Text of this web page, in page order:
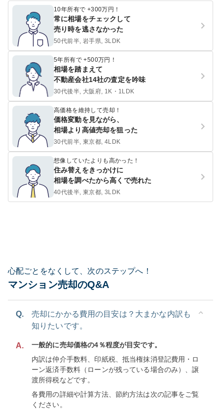
10年所有で +300万円！
常に相場をチェックして
売り時を逃さなかった
50代前半, 岩手県, 3LDK
5年所有で +500万円！
相場を踏まえて
不動産会社14社の査定を吟味
30代後半, 大阪府, 1K・1LDK
高価格を維持して売却！
価格変動を見ながら、
相場より高値売却を狙った
30代前半, 東京都, 4LDK
想像していたよりも高かった！
住み替えをきっかけに
相場を調べたから高くで売れた
40代後半, 東京都, 3LDK
心配ごとをなくして、次のステップへ！
マンション売却のQ&A
Q.
売却にかかる費用の目安は？大まかな内訳も
知りたいです。
A.
一般的に売却価格の4％程度が目安です。
内訳は仲介手数料、印紙税、抵当権抹消登記費用・ロ
ーン返済手数料（ローンが残っている場合のみ）、譲
渡所得税などです。
各費用の詳細や計算方法、節約方法は次の記事をご覧
ください。